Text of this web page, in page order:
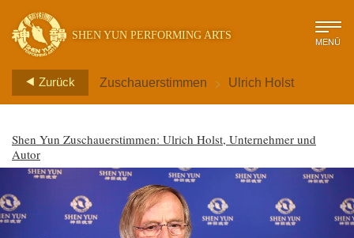
SHEN YUN PERFORMING ARTS MENÜ
Zurück Zuschauerstimmen > Ulrich Holst
Shen Yun Zuschauerstimmen: Ulrich Holst, Unternehmer und
Autor